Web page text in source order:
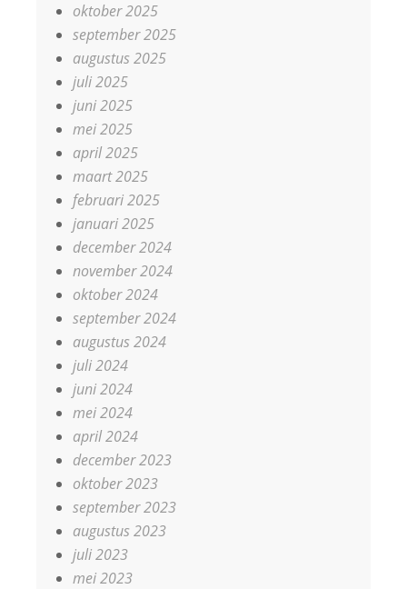
oktober 2025
september 2025
augustus 2025
juli 2025
juni 2025
mei 2025
april 2025
maart 2025
februari 2025
januari 2025
december 2024
november 2024
oktober 2024
september 2024
augustus 2024
juli 2024
juni 2024
mei 2024
april 2024
december 2023
oktober 2023
september 2023
augustus 2023
juli 2023
mei 2023